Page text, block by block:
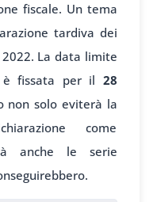
fiscale. Un tema
tardiva dei
2022. La data limite
è fissata per il 28
non solo eviterà la
come
anche le serie